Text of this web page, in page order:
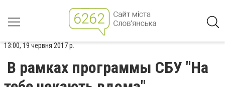
13:00, 19 червня 2017 р.
В рамках программы СБУ "На